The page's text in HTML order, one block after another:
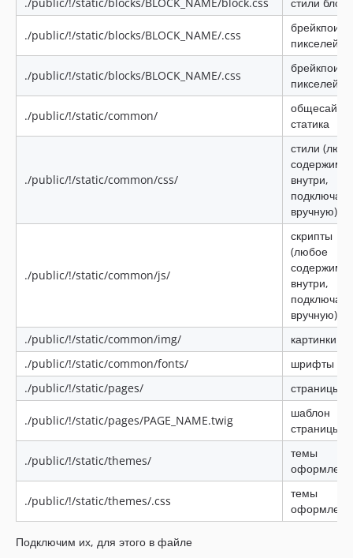
./public/!/static/blocks/BLOCK_NAME/.css
пикселей
./public/!/static/blocks/BLOCK_NAME/.css
пикселей
./public/!/static/common/
статика
./public/!/static/common/css/
стили
внутри,
вручную)
./public/!/static/common/js/
скрипты
(любое
внутри,
вручную)
./public/!/static/common/img/
картинки
./public/!/static/common/fonts/
шрифты
./public/!/static/pages/
страницы
./public/!/static/pages/PAGE_NAME.twig
шаблон
страницы
./public/!/static/themes/
темы
./public/!/static/themes/.css
темы
Подключим их, для этого в файле